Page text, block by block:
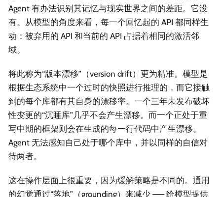
Agent 有办法识别其记忆与现实世界之间的差距。它没
有。从模型的角度来看，每一个回忆起的 API 都同样生
动；被弃用的 API 和当前的 API 占据着相同的激活邻
域。
将此称为“版本漂移”（version drift）更为精准。模型是
根据生态系统中一个过时的快照进行推理的，而它接触
到的每个库都有其自身的漂移率。一个三年未发布破坏
性变更的“沉睡库”几乎不会产生漂移。而一个正处于重
写中期的框架则会在生成的每一行代码中产生漂移。
Agent 无法感知自己处于哪个库中，并以同样的自信对
待两者。
这在操作层面上很重要，因为缓解策略是不同的。通用
的幻觉通过“落地”（grounding）来减少 —— 给模型提供